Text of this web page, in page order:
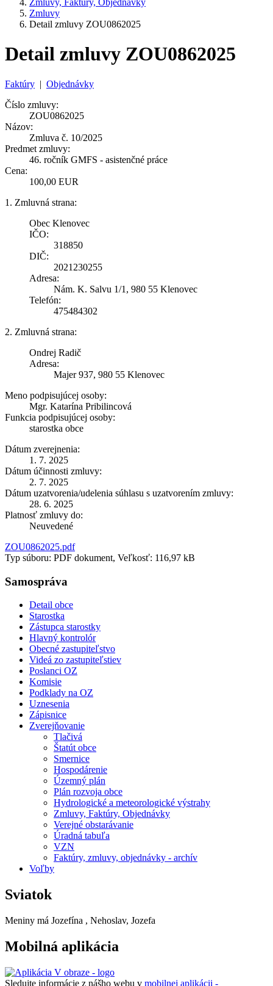
Zmluvy, Faktúry, Objednávky
Zmluvy
Detail zmluvy ZOU0862025
Detail zmluvy ZOU0862025
Faktúry | Objednávky
Číslo zmluvy:
ZOU0862025
Názov:
Zmluva č. 10/2025
Predmet zmluvy:
46. ročník GMFS - asistenčné práce
Cena:
100,00 EUR
1. Zmluvná strana:
Obec Klenovec
IČO:
318850
DIČ:
2021230255
Adresa:
Nám. K. Salvu 1/1, 980 55 Klenovec
Telefón:
475484302
2. Zmluvná strana:
Ondrej Radič
Adresa:
Majer 937, 980 55 Klenovec
Meno podpisujúcej osoby:
Mgr. Katarína Pribilincová
Funkcia podpisujúcej osoby:
starostka obce
Dátum zverejnenia:
1. 7. 2025
Dátum účinnosti zmluvy:
2. 7. 2025
Dátum uzatvorenia/udelenia súhlasu s uzatvorením zmluvy:
28. 6. 2025
Platnosť zmluvy do:
Neuvedené
ZOU0862025.pdf
Typ súboru: PDF dokument, Veľkosť: 116,97 kB
Samospráva
Detail obce
Starostka
Zástupca starostky
Hlavný kontrolór
Obecné zastupiteľstvo
Videá zo zastupiteľstiev
Poslanci OZ
Komisie
Podklady na OZ
Uznesenia
Zápisnice
Zverejňovanie
Tlačivá
Štatút obce
Smernice
Hospodárenie
Územný plán
Plán rozvoja obce
Hydrologické a meteorologické výstrahy
Zmluvy, Faktúry, Objednávky
Verejné obstarávanie
Úradná tabuľa
VZN
Faktúry, zmluvy, objednávky - archív
Voľby
Sviatok
Meniny má Jozefína , Nehoslav, Jozefa
Mobilná aplikácia
Sledujte informácie z nášho webu v mobilnej aplikácii -